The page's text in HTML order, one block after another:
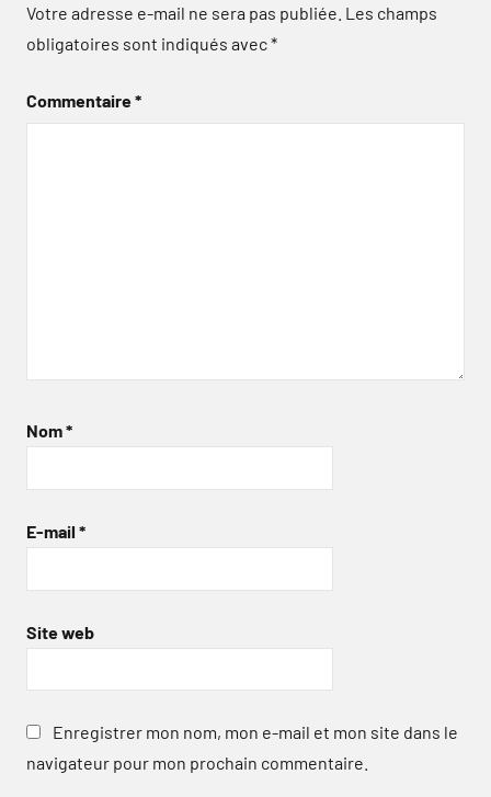
Votre adresse e-mail ne sera pas publiée. Les champs
obligatoires sont indiqués avec*
Commentaire*
Nom*
E-mail *
Site web
Enregistrer mon nom, mon e-mail et mon site dans le
navigateur pour mon prochain commentaire.